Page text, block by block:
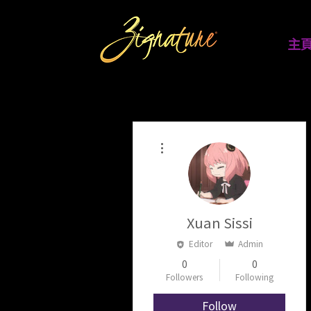
主
Xuan Sissi
Editor Admin
0
Followers
0
Following
Follow